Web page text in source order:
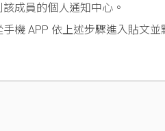
成員的個人通知中心。
機 APP 依上述步驟進入貼文並